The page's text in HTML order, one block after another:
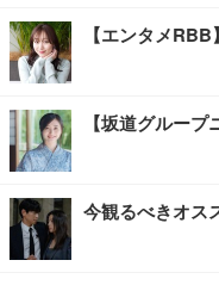
【エンタメ
【坂道グルー
今観るべきオス